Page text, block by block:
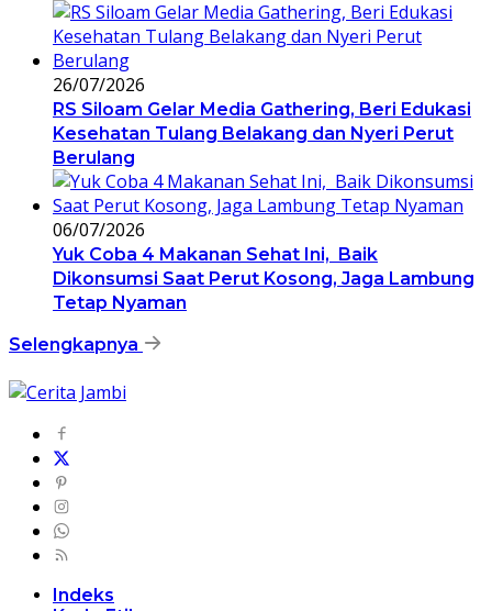
26/07/2026
RS Siloam Gelar Media Gathering, Beri Edukasi
Kesehatan Tulang Belakang dan Nyeri Perut
Berulang
06/07/2026
Yuk Coba 4 Makanan Sehat Ini, Baik
Dikonsumsi Saat Perut Kosong, Jaga Lambung
Tetap Nyaman
Selengkapnya
Indeks